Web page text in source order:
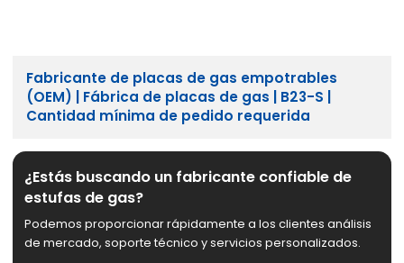
Fabricante de placas de gas empotrables
(OEM) | Fábrica de placas de gas | B23-S |
Cantidad mínima de pedido requerida
¿Estás buscando un fabricante confiable de
estufas de gas?
Podemos proporcionar rápidamente a los clientes análisis
de mercado, soporte técnico y servicios personalizados.